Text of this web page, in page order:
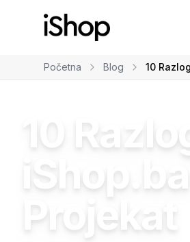
Početna Blog
10
10
Projekat